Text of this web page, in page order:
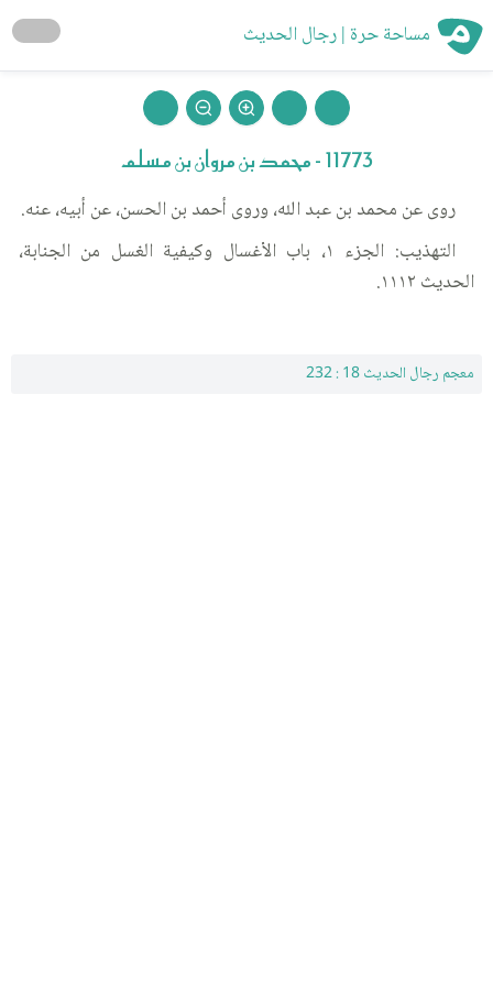
مساحة حرة | رجال الحديث
11773 - محمد بن مروان بن مسلم
روى عن محمد بن عبد الله، وروى أحمد بن الحسن، عن أبيه، عنه.
التهذيب: الجزء ١، باب الأغسال وكيفية الغسل من الجنابة،
الحديث ١١١٢.
معجم رجال الحديث 18 : 232